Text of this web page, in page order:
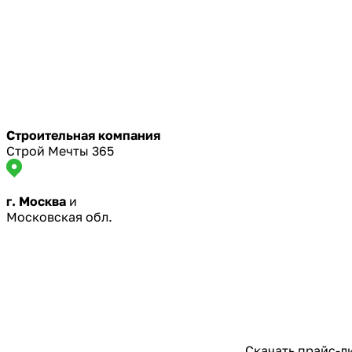
Строительная компания
Строй Мечты 365
г. Москва и
Московская обл.